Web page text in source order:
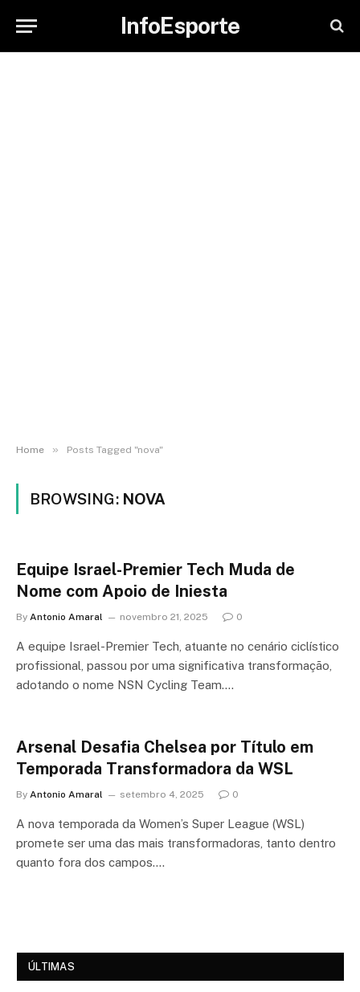
InfoEsporte
Home » Posts Tagged "nova"
BROWSING: NOVA
Equipe Israel-Premier Tech Muda de
Nome com Apoio de Iniesta
By Antonio Amaral novembro 21, 2025 0
A equipe Israel-Premier Tech, atuante no cenário ciclístico
profissional, passou por uma significativa transformação,
adotando o nome NSN Cycling Team.…
Arsenal Desafia Chelsea por Título em
Temporada Transformadora da WSL
By Antonio Amaral setembro 4, 2025 0
A nova temporada da Women’s Super League (WSL)
promete ser uma das mais transformadoras, tanto dentro
quanto fora dos campos.…
ÚLTIMAS